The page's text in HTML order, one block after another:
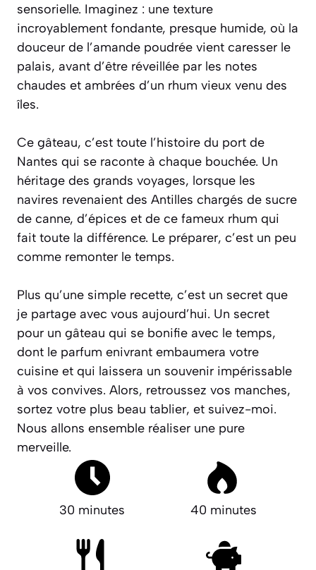
sensorielle. Imaginez : une texture
incroyablement fondante, presque humide, où la
douceur de l’amande poudrée vient caresser le
palais, avant d’être réveillée par les notes
chaudes et ambrées d’un rhum vieux venu des
îles.
Ce gâteau, c’est toute l’histoire du port de
Nantes qui se raconte à chaque bouchée. Un
héritage des grands voyages, lorsque les
navires revenaient des Antilles chargés de sucre
de canne, d’épices et de ce fameux rhum qui
fait toute la différence. Le préparer, c’est un peu
comme remonter le temps.
Plus qu’une simple recette, c’est un secret que
je partage avec vous aujourd’hui. Un secret
pour un gâteau qui se bonifie avec le temps,
dont le parfum enivrant embaumera votre
cuisine et qui laissera un souvenir impérissable
à vos convives. Alors, retroussez vos manches,
sortez votre plus beau tablier, et suivez-moi.
Nous allons ensemble réaliser une pure
merveille.
30 minutes 40 minutes